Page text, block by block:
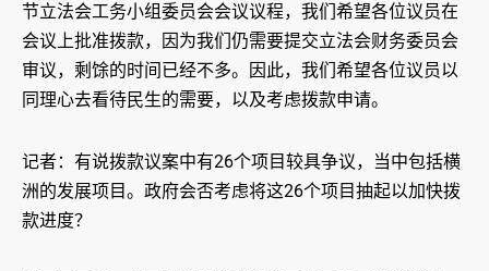
节立法会工务小组委员会会议议程，我们希望各位议员在
会议上批准拨款，因为我们仍需要提交立法会财务委员会
审议，剩馀的时间已经不多。因此，我们希望各位议员以
同理心去看待民生的需要，以及考虑拨款申请。
记者：有说拨款议案中有26个项目较具争议，当中包括横
洲的发展项目。政府会否考虑将这26个项目抽起以加快拨
款进度？